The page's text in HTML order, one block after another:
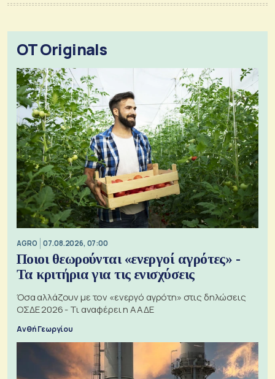
OT Originals
AGRO 07.08.2026, 07:00
Ποιοι θεωρούνται «ενεργοί αγρότες» -
Τα κριτήρια για τις ενισχύσεις
Όσα αλλάζουν με τον «ενεργό αγρότη» στις δηλώσεις
ΟΣΔΕ 2026 - Τι αναφέρει η ΑΑΔΕ
Ανθή Γεωργίου